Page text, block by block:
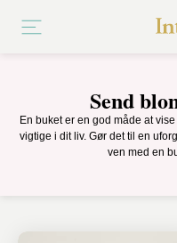
Send
En buket er en god måde at
vigtige i dit liv. Gør det til en
ven med en